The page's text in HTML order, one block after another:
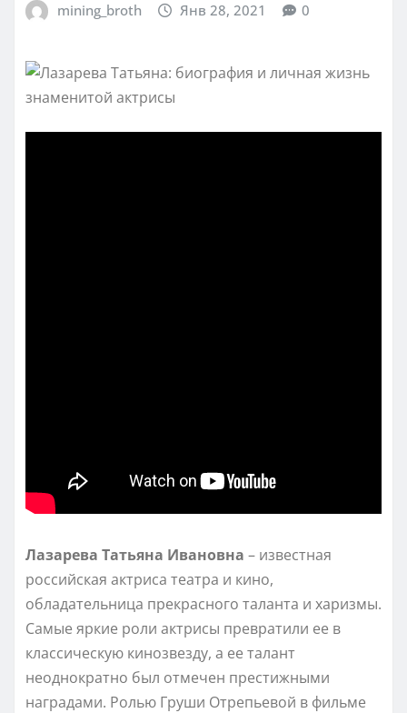
mining_broth Янв 28, 2021 0
Лазарева Татьяна Ивановна – известная
российская актриса театра и кино,
обладательница прекрасного таланта и харизмы.
Самые яркие роли актрисы превратили ее в
классическую кинозвезду, а ее талант
неоднократно был отмечен престижными
наградами. Ролью Груши Отрепьевой в фильме